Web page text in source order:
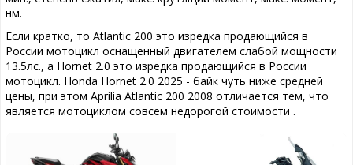
нм.
Если кратко, то Atlantic 200 это изредка продающийся в
России мотоцикл оснащенный двигателем слабой мощности
13.5лс., а Hornet 2.0 это изредка продающийся в России
мотоцикл. Honda Hornet 2.0 2025 - байк чуть ниже средней
цены, при этом Aprilia Atlantic 200 2008 отличается тем, что
является мотоциклом совсем недорогой стоимости .